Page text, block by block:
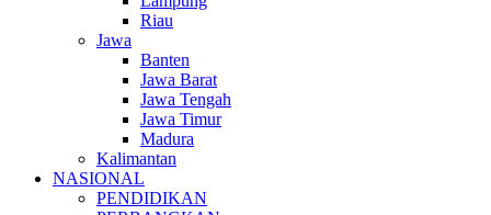
Riau
Jawa
Banten
Jawa Barat
Jawa Tengah
Jawa Timur
Madura
Kalimantan
NASIONAL
PENDIDIKAN